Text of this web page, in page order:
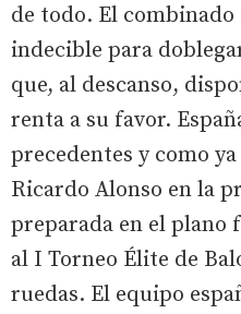
de todo. El
indecible para
que, al descanso,
renta a su favor.
precedentes y como
Ricardo Alonso en la
preparada en el plano
al I Torneo Élite de
ruedas. El equipo